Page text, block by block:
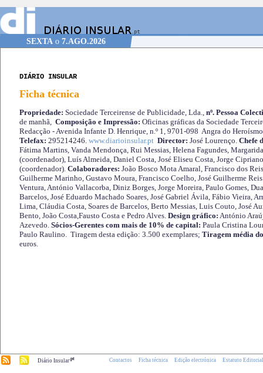
SEXTA o 7.AGO.2026
DIÁRIO INSULAR
Ficha técnica
Propriedade: Sociedade Terceirense de Publicidade, Lda., nº. Pessoa
de manhã, Composição e Impressão: Oficinas gráficas da Sociedade
Redacção - Avenida Infante D. Henrique, n.º 1, 9701-098 Angra do
Telefax: 295214246. www.diarioinsular.pt Director: José Lourenço. Chefe
Fátima Martins, Vanda Mendonça, Rui Messias, Helena Fagundes,
(coordenador), Luís Almeida, Daniel Costa, José Eliseu Costa, Jorge
(coordenador). Colaboradores: João Bosco Mota Amaral, Francisco dos
Guilherme Marinho, Gustavo Moura, Francisco Coelho, José Guilherme
Ventura, António Vallacorba, Diniz Borges, Jorge Moreira, Paulo Gomes,
Barcelos, José Eduardo Machado Soares, José Gabriel Ávila, Fábio Vieira,
Lima, Cláudia Costa, Soares de Barcelos, Berto Messias, Luis Couto, José
Bento, João Costa,Fausto Costa e Pedro Alves. Design gráfico: António
Azevedo. Sócios-Gerentes com mais de 10% de capital: Paula Cristina
Paulo Raulino. Tiragem desta edição: 3.500 exemplares; Tiragem média
euros.
Diário Insular.pt Contactos Ficha técnica Edição electrónica Estatuto Editorial